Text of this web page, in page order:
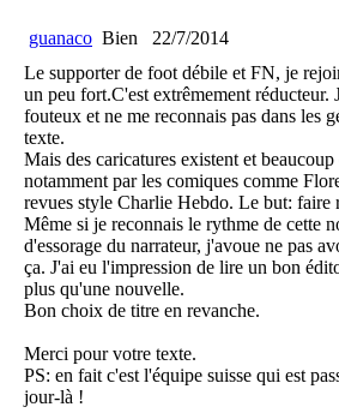
guanaco Bien
22/7/2014
Le supporter de foot débile et FN, je
un peu fort.C'est extrêmement réducteur.
fouteux et ne me reconnais pas dans les
texte.
Mais des caricatures existent et beaucoup
notamment par les comiques comme
revues style Charlie Hebdo. Le but: faire
Même si je reconnais le rythme de cette
d'essorage du narrateur, j'avoue ne pas
ça. J'ai eu l'impression de lire un bon
plus qu'une nouvelle.
Bon choix de titre en revanche.
Merci pour votre texte.
PS: en fait c'est l'équipe suisse qui est
jour-là !